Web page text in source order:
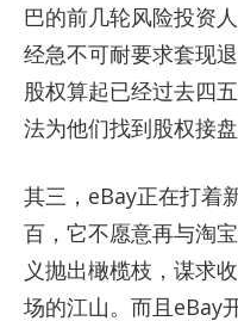
巴的前几轮风险投资
经急不可耐要求套现
股权算起已经过去四
法为他们找到股权接盘
其三，eBay正在打着
百，它不愿意再与淘
义抛出橄榄枝，谋求
场的江山。而且eBay